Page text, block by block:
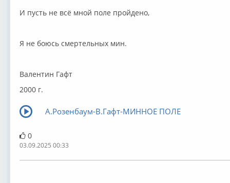
И пусть не всё мной поле пройдено,
Я не боюсь смертельных мин.
Валентин Гафт
2000 г.
А.Розенбаум-В.Гафт-МИННОЕ ПОЛЕ
0
03.09.2025 00:33